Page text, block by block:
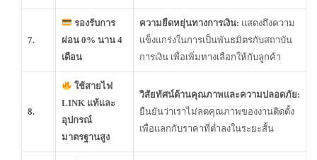
7.
รองรับการ
ผ่อน 0% นาน 4
เดือน
ความยืดหยุ่นทางการเงิน: แสดงถึงความ
แข็งแกร่งในการเป็นพันธมิตรกับสถาบัน
การเงิน เพื่อเพิ่มทางเลือกให้กับลูกค้า
8.
ใช้สายไฟ
LINK แท้และ
อุปกรณ์
มาตรฐานสูง
วิสัยทัศน์ด้านคุณภาพและความปลอดภัย:
ยืนยันว่าเราไม่ลดคุณภาพของงานติดตั้ง
เพื่อแลกกับราคาที่ต่ำลงในระยะสั้น